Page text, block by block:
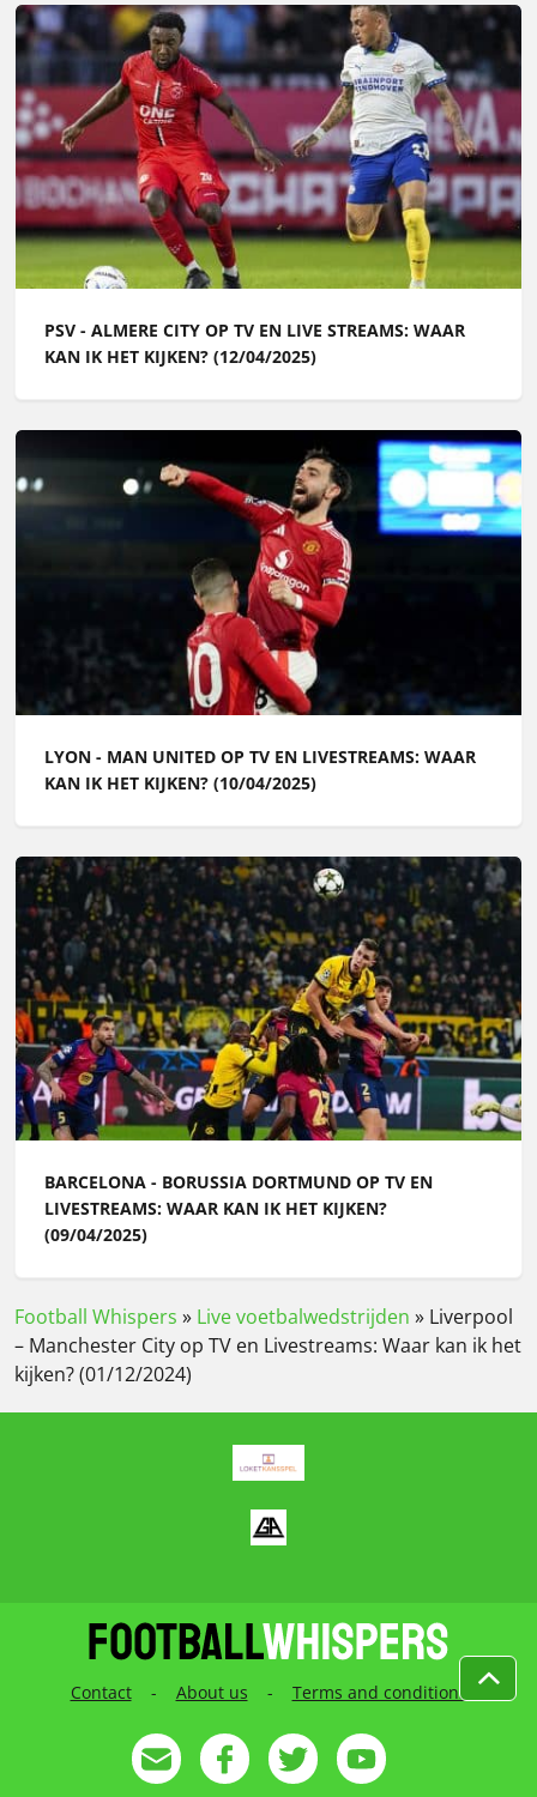
PSV - ALMERE CITY OP TV EN LIVE STREAMS: WAAR
KAN IK HET KIJKEN? (12/04/2025)
LYON - MAN UNITED OP TV EN LIVESTREAMS: WAAR
KAN IK HET KIJKEN? (10/04/2025)
BARCELONA - BORUSSIA DORTMUND OP TV EN
LIVESTREAMS: WAAR KAN IK HET KIJKEN?
(09/04/2025)
Football Whispers » Live voetbalwedstrijden » Liverpool
– Manchester City op TV en Livestreams: Waar kan ik het
kijken? (01/12/2024)
Contact - About us - Terms and conditions